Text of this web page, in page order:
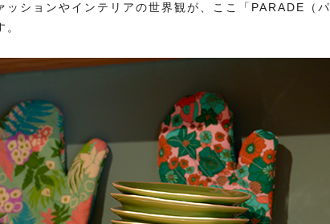
ッションやインテリアの世界観が、ここ「PARADE（パ